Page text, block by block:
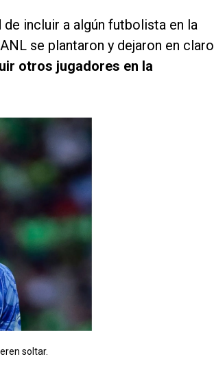
incluir a algún futbolista en la
se plantaron y dejaron en claro
otros jugadores en la
soltar.